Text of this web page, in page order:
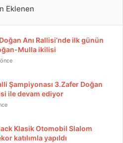
Eklenen
Anı Rallisi’nde ilk günün
Mulla ikilisi
Şampiyonası 3.Zafer Doğan
ile devam ediyor
Klasik Otomobil Slalom
katılımla yapıldı